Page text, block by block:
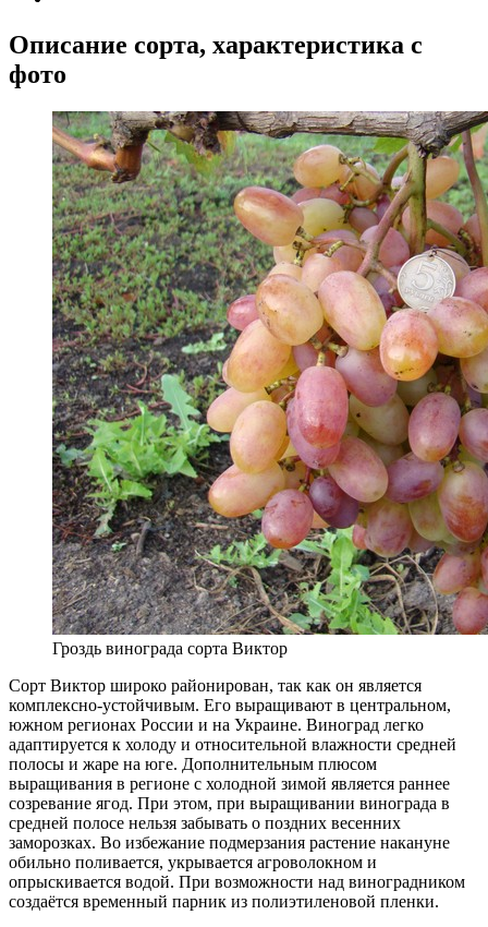
Описание сорта, характеристика c
фото
Гроздь винограда сорта Виктор
Сорт Виктор широко районирован, так как он является
комплексно-устойчивым. Его выращивают в центральном,
южном регионах России и на Украине. Виноград легко
адаптируется к холоду и относительной влажности средней
полосы и жаре на юге. Дополнительным плюсом
выращивания в регионе с холодной зимой является раннее
созревание ягод. При этом, при выращивании винограда в
средней полосе нельзя забывать о поздних весенних
заморозках. Во избежание подмерзания растение накануне
обильно поливается, укрывается агроволокном и
опрыскивается водой. При возможности над виноградником
создаётся временный парник из полиэтиленовой пленки.